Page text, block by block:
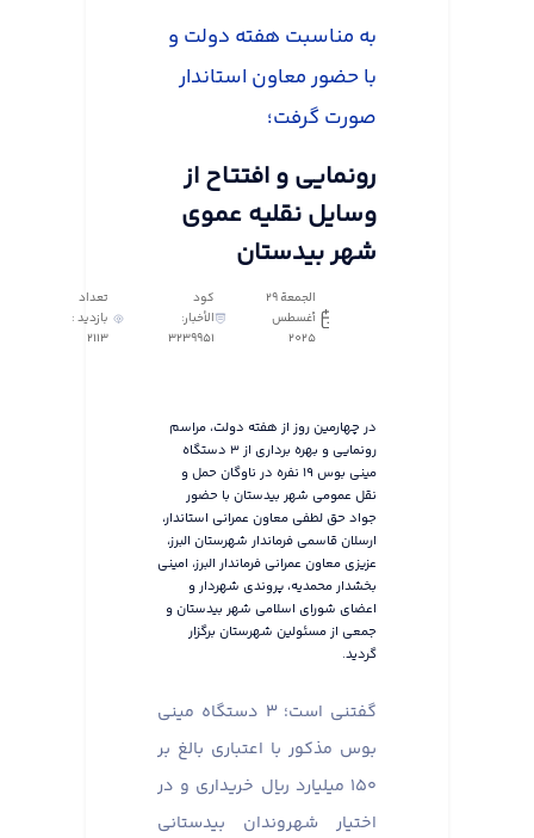
به مناسبت هفته دولت و
با حضور معاون استاندار
صورت گرفت؛
رونمایی و افتتاح از
وسایل نقلیه عموی
شهر بیدستان
الجمعة ٢٩
أغسطس
٢٠٢٥
كود
الأخبار:
3239951
تعداد
بازدید :
2113
در چهارمین روز از هفته دولت، مراسم
رونمایی و بهره برداری از ۳ دستگاه
مینی بوس ۱۹ نفره در ناوگان حمل و
نقل عمومی شهر بیدستان با حضور
جواد حق لطفی معاون عمرانی استاندار،
ارسلان قاسمی فرماندار شهرستان البرز،
عزیزی معاون عمرانی فرماندار البرز، امینی
بخشدار محمدیه، پروندی شهردار و
اعضای شورای اسلامی شهر بیدستان و
جمعی از مسئولین شهرستان برگزار
گردید.
گفتنی است؛ ۳ دستگاه مینی
بوس مذکور با اعتباری بالغ بر
۱۵۰ میلیارد ریال خریداری و در
اختیار شهروندان بیدستانی